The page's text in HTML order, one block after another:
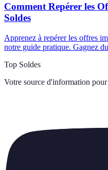
Comment Repérer les
Soldes
Apprenez à repérer les offres
notre guide pratique. Gagnez
Top Soldes
Votre source d'information